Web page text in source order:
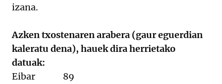
izana.
Azken txostenaren arabera (gaur eguerdian
kaleratu dena), hauek dira herrietako
datuak:
Eibar 89